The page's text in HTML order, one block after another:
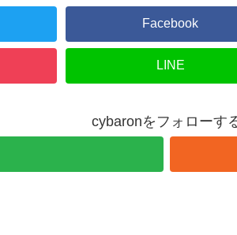
Facebook
LINE
cybaronをフォローす